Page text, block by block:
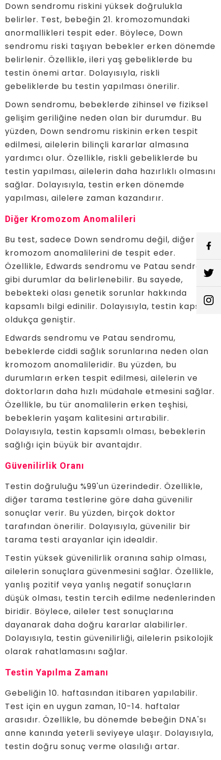
Down sendromu riskini yüksek doğrulukla
belirler. Test, bebeğin 21. kromozomundaki
anormallikleri tespit eder. Böylece, Down
sendromu riski taşıyan bebekler erken dönemde
belirlenir. Özellikle, ileri yaş gebeliklerde bu
testin önemi artar. Dolayısıyla, riskli
gebeliklerde bu testin yapılması önerilir.
Down sendromu, bebeklerde zihinsel ve fiziksel
gelişim geriliğine neden olan bir durumdur. Bu
yüzden, Down sendromu riskinin erken tespit
edilmesi, ailelerin bilinçli kararlar almasına
yardımcı olur. Özellikle, riskli gebeliklerde bu
testin yapılması, ailelerin daha hazırlıklı olmasını
sağlar. Dolayısıyla, testin erken dönemde
yapılması, ailelere zaman kazandırır.
Diğer Kromozom Anomalileri
Bu test, sadece Down sendromu değil, diğer
kromozom anomalilerini de tespit eder.
Özellikle, Edwards sendromu ve Patau sendromu
gibi durumlar da belirlenebilir. Bu sayede,
bebekteki olası genetik sorunlar hakkında
kapsamlı bilgi edinilir. Dolayısıyla, testin kapsamı
oldukça geniştir.
Edwards sendromu ve Patau sendromu,
bebeklerde ciddi sağlık sorunlarına neden olan
kromozom anomalileridir. Bu yüzden, bu
durumların erken tespit edilmesi, ailelerin ve
doktorların daha hızlı müdahale etmesini sağlar.
Özellikle, bu tür anomalilerin erken teşhisi,
bebeklerin yaşam kalitesini artırabilir.
Dolayısıyla, testin kapsamlı olması, bebeklerin
sağlığı için büyük bir avantajdır.
Güvenilirlik Oranı
Testin doğruluğu %99'un üzerindedir. Özellikle,
diğer tarama testlerine göre daha güvenilir
sonuçlar verir. Bu yüzden, birçok doktor
tarafından önerilir. Dolayısıyla, güvenilir bir
tarama testi arayanlar için idealdir.
Testin yüksek güvenilirlik oranına sahip olması,
ailelerin sonuçlara güvenmesini sağlar. Özellikle,
yanlış pozitif veya yanlış negatif sonuçların
düşük olması, testin tercih edilme nedenlerinden
biridir. Böylece, aileler test sonuçlarına
dayanarak daha doğru kararlar alabilirler.
Dolayısıyla, testin güvenilirliği, ailelerin psikolojik
olarak rahatlamasını sağlar.
Testin Yapılma Zamanı
Gebeliğin 10. haftasından itibaren yapılabilir.
Test için en uygun zaman, 10-14. haftalar
arasıdır. Özellikle, bu dönemde bebeğin DNA'sı
anne kanında yeterli seviyeye ulaşır. Dolayısıyla,
testin doğru sonuç verme olasılığı artar.